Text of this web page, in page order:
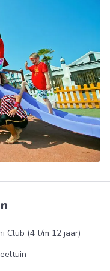
Club (4 t/m 12 jaar)